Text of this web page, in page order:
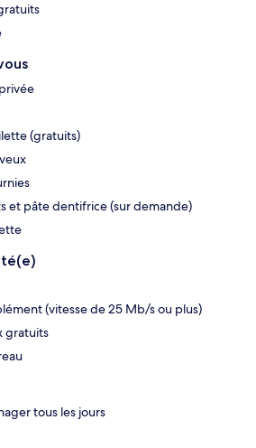
(gratuits)
et pâte dentifrice (sur demande)
(vitesse de 25 Mb/s ou plus)
gratuits
tous les jours